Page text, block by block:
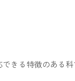
きる特徴のある科